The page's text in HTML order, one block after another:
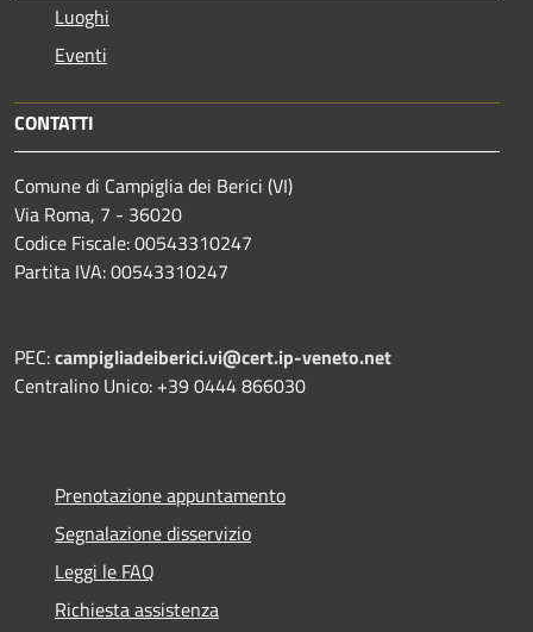
Luoghi
Eventi
CONTATTI
Comune di Campiglia dei Berici (VI)
Via Roma, 7 - 36020
Codice Fiscale: 00543310247
Partita IVA: 00543310247
PEC:campigliadeiberici.vi@cert.ip-veneto.net
Centralino Unico: +39 0444 866030
Prenotazione appuntamento
Segnalazione disservizio
Leggi le FAQ
Richiesta assistenza